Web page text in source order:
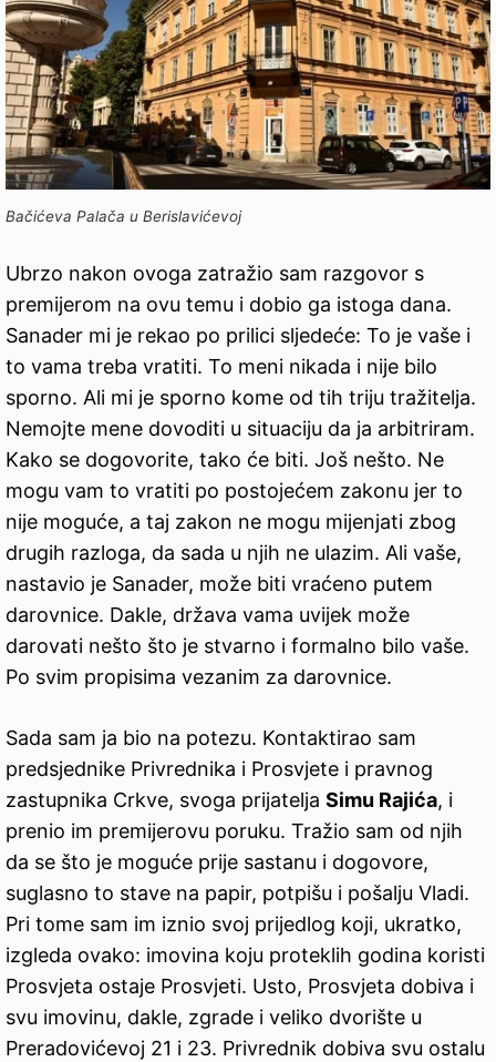
Bačićeva Palača u Berislavićevoj
Ubrzo nakon ovoga zatražio sam razgovor s
premijerom na ovu temu i dobio ga istoga dana.
Sanader mi je rekao po prilici sljedeće: To je vaše i
to vama treba vratiti. To meni nikada i nije bilo
sporno. Ali mi je sporno kome od tih triju tražitelja.
Nemojte mene dovoditi u situaciju da ja arbitriram.
Kako se dogovorite, tako će biti. Još nešto. Ne
mogu vam to vratiti po postojećem zakonu jer to
nije moguće, a taj zakon ne mogu mijenjati zbog
drugih razloga, da sada u njih ne ulazim. Ali vaše,
nastavio je Sanader, može biti vraćeno putem
darovnice. Dakle, država vama uvijek može
darovati nešto što je stvarno i formalno bilo vaše.
Po svim propisima vezanim za darovnice.
Sada sam ja bio na potezu. Kontaktirao sam
predsjednike Privrednika i Prosvjete i pravnog
zastupnika Crkve, svoga prijatelja Simu Rajića, i
prenio im premijerovu poruku. Tražio sam od njih
da se što je moguće prije sastanu i dogovore,
suglasno to stave na papir, potpišu i pošalju Vladi.
Pri tome sam im iznio svoj prijedlog koji, ukratko,
izgleda ovako: imovina koju proteklih godina koristi
Prosvjeta ostaje Prosvjeti. Usto, Prosvjeta dobiva i
svu imovinu, dakle, zgrade i veliko dvorište u
Preradovićevoj 21 i 23. Privrednik dobiva svu ostalu